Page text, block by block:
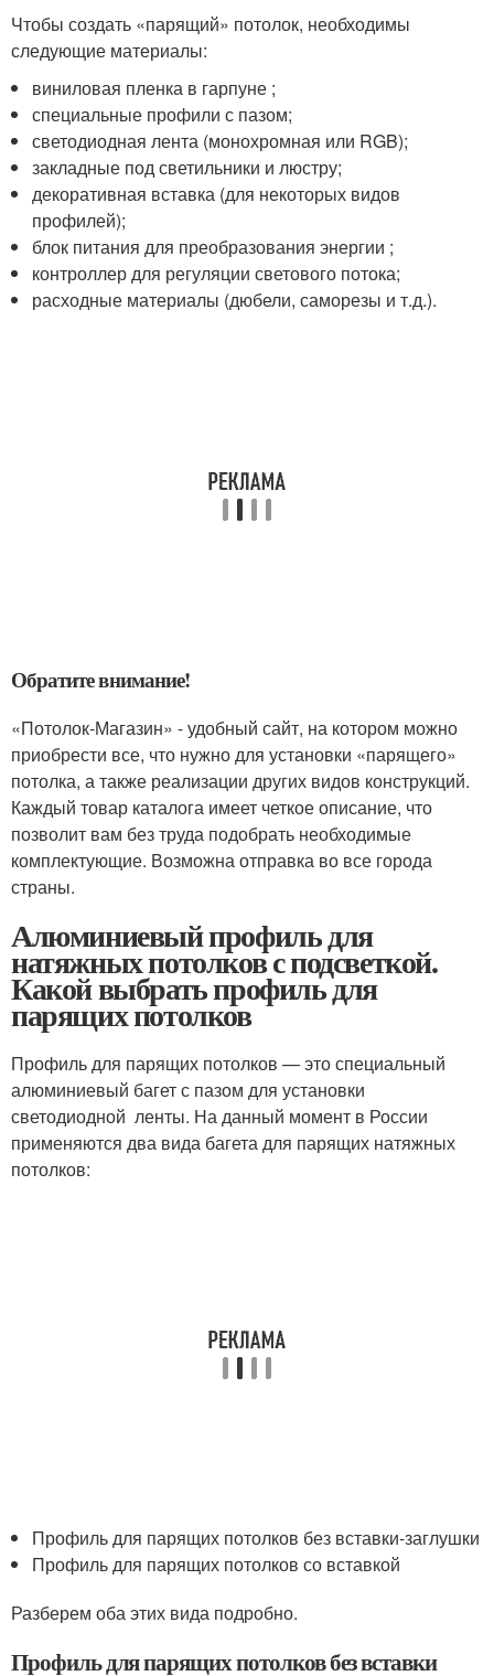
Чтобы создать «парящий» потолок, необходимы
следующие материалы:
виниловая пленка в гарпуне ;
специальные профили с пазом;
светодиодная лента (монохромная или RGB);
закладные под светильники и люстру;
декоративная вставка (для некоторых видов
профилей);
блок питания для преобразования энергии ;
контроллер для регуляции светового потока;
расходные материалы (дюбели, саморезы и т.д.).
Обратите внимание!
«Потолок-Магазин» - удобный сайт, на котором можно
приобрести все, что нужно для установки «парящего»
потолка, а также реализации других видов конструкций.
Каждый товар каталога имеет четкое описание, что
позволит вам без труда подобрать необходимые
комплектующие. Возможна отправка во все города
страны.
Алюминиевый профиль для
натяжных потолков с подсветкой.
Какой выбрать профиль для
парящих потолков
Профиль для парящих потолков — это специальный
алюминиевый багет с пазом для установки
светодиодной ленты. На данный момент в России
применяются два вида багета для парящих натяжных
потолков:
Профиль для парящих потолков без вставки-заглушки
Профиль для парящих потолков со вставкой
Разберем оба этих вида подробно.
Профиль для парящих потолков без вставки